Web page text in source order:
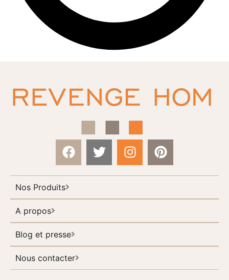
Nos Produits
A propos
Blog et presse
Nous contacter